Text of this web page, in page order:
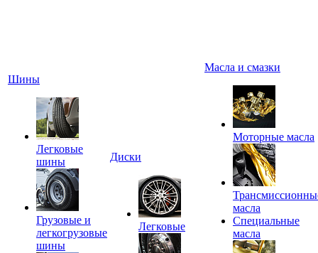
Шины
Легковые
шины
Грузовые и
легкогрузовые
шины
Диски
Легковые
Масла и смазки
Моторные масла
масла
Специальные
масла